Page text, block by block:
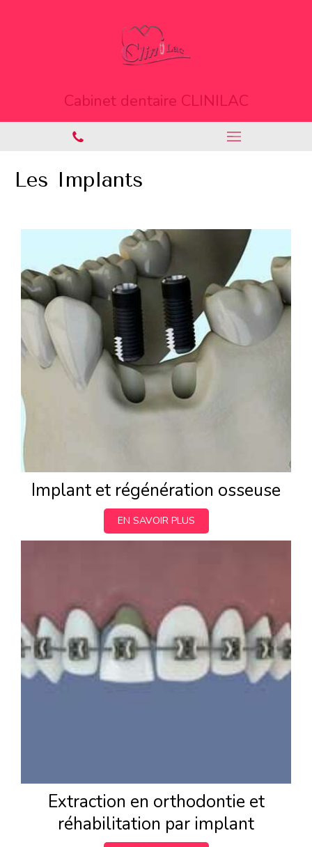
Cabinet dentaire CLINILAC
Les Implants
Implant et régénération osseuse
EN SAVOIR PLUS
Extraction en orthodontie et
réhabilitation par implant